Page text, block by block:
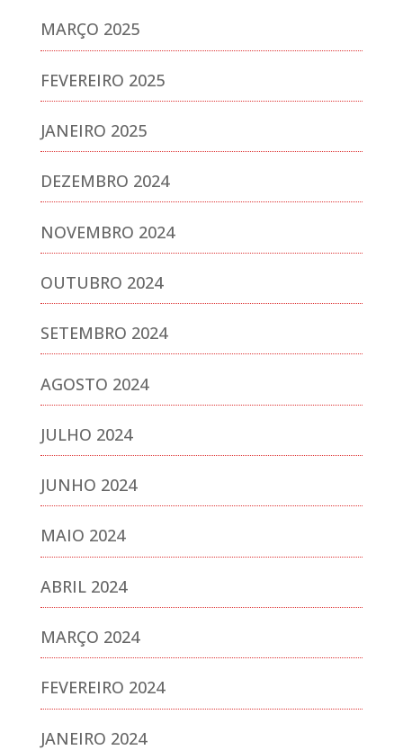
MARÇO 2025
FEVEREIRO 2025
JANEIRO 2025
DEZEMBRO 2024
NOVEMBRO 2024
OUTUBRO 2024
SETEMBRO 2024
AGOSTO 2024
JULHO 2024
JUNHO 2024
MAIO 2024
ABRIL 2024
MARÇO 2024
FEVEREIRO 2024
JANEIRO 2024